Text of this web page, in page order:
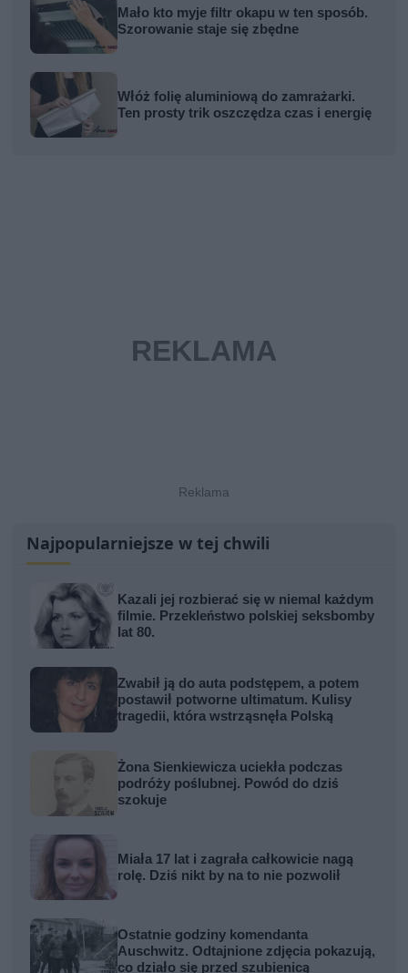
Mało kto myje filtr okapu w ten sposób.
Szorowanie staje się zbędne
Włóż folię aluminiową do zamrażarki.
Ten prosty trik oszczędza czas i energię
Najpopularniejsze w tej chwili
Kazali jej rozbierać się w niemal każdym
filmie. Przekleństwo polskiej seksbomby
lat 80.
Zwabił ją do auta podstępem, a potem
postawił potworne ultimatum. Kulisy
tragedii, która wstrząsnęła Polską
Żona Sienkiewicza uciekła podczas
podróży poślubnej. Powód do dziś
szokuje
Miała 17 lat i zagrała całkowicie nagą
rolę. Dziś nikt by na to nie pozwolił
Ostatnie godziny komendanta
Auschwitz. Odtajnione zdjęcia pokazują,
co działo się przed szubienicą